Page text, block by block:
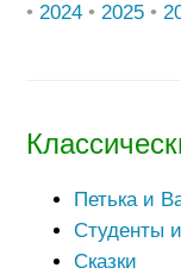
• 2024 • 2025 •
Петька и
Студенты
Сказки